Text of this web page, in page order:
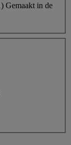
) Gemaakt in de